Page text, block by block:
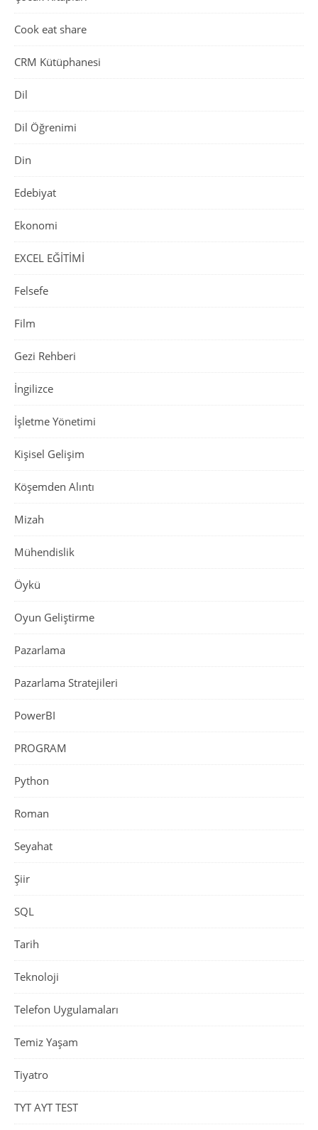
Cook eat share
CRM Kütüphanesi
Dil
Dil Öğrenimi
Din
Edebiyat
Ekonomi
EXCEL EĞİTİMİ
Felsefe
Film
Gezi Rehberi
İngilizce
İşletme Yönetimi
Kişisel Gelişim
Köşemden Alıntı
Mizah
Mühendislik
Öykü
Oyun Geliştirme
Pazarlama
Pazarlama Stratejileri
PowerBI
PROGRAM
Python
Roman
Seyahat
Şiir
SQL
Tarih
Teknoloji
Telefon Uygulamaları
Temiz Yaşam
Tiyatro
TYT AYT TEST